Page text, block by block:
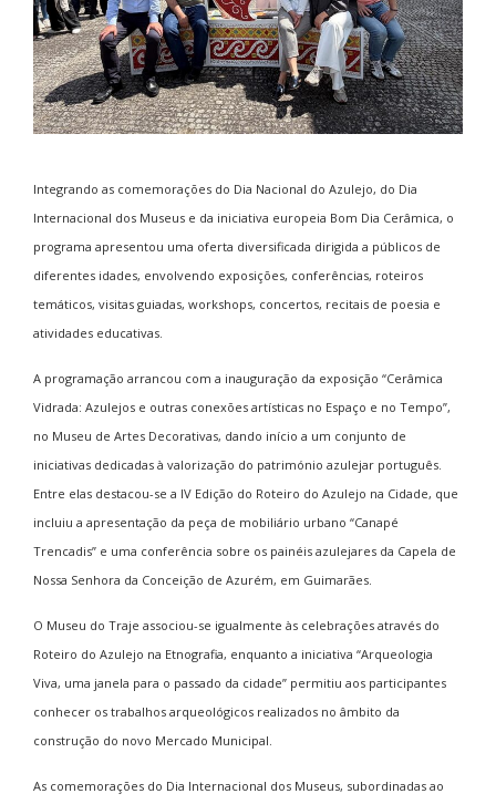
Integrando as comemorações do Dia Nacional do Azulejo, do Dia
Internacional dos Museus e da iniciativa europeia Bom Dia Cerâmica, o
programa apresentou uma oferta diversificada dirigida a públicos de
diferentes idades, envolvendo exposições, conferências, roteiros
temáticos, visitas guiadas, workshops, concertos, recitais de poesia e
atividades educativas.
A programação arrancou com a inauguração da exposição “Cerâmica
Vidrada: Azulejos e outras conexões artísticas no Espaço e no Tempo”,
no Museu de Artes Decorativas, dando início a um conjunto de
iniciativas dedicadas à valorização do património azulejar português.
Entre elas destacou-se a IV Edição do Roteiro do Azulejo na Cidade, que
incluiu a apresentação da peça de mobiliário urbano “Canapé
Trencadis” e uma conferência sobre os painéis azulejares da Capela de
Nossa Senhora da Conceição de Azurém, em Guimarães.
O Museu do Traje associou-se igualmente às celebrações através do
Roteiro do Azulejo na Etnografia, enquanto a iniciativa “Arqueologia
Viva, uma janela para o passado da cidade” permitiu aos participantes
conhecer os trabalhos arqueológicos realizados no âmbito da
construção do novo Mercado Municipal.
As comemorações do Dia Internacional dos Museus, subordinadas ao